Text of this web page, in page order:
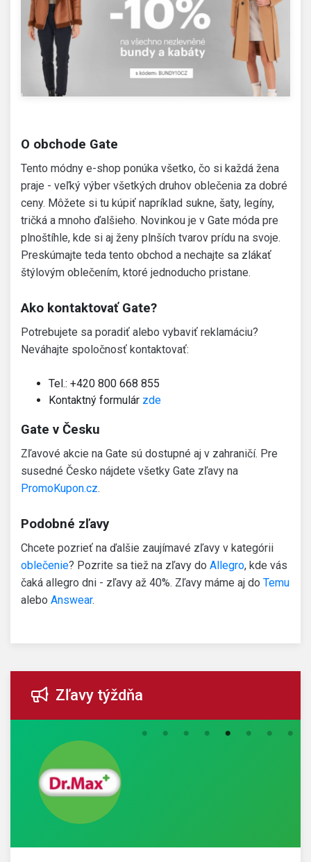
O obchode Gate
Tento módny e-shop ponúka všetko, čo si každá žena
praje - veľký výber všetkých druhov oblečenia za dobré
ceny. Môžete si tu kúpiť napríklad sukne, šaty, legíny,
tričká a mnoho ďalšieho. Novinkou je v Gate móda pre
plnoštíhle, kde si aj ženy plnších tvarov prídu na svoje.
Preskúmajte teda tento obchod a nechajte sa zlákať
štýlovým oblečením, ktoré jednoducho pristane.
Ako kontaktovať Gate?
Potrebujete sa poradiť alebo vybaviť reklamáciu?
Neváhajte spoločnosť kontaktovať:
Tel.: +420 800 668 855
Kontaktný formulár zde
Gate v Česku
Zľavové akcie na Gate sú dostupné aj v zahraničí. Pre
susedné Česko nájdete všetky Gate zľavy na
PromoKupon.cz.
Podobné zľavy
Chcete pozrieť na ďalšie zaujímavé zľavy v kategórii
oblečenie? Pozrite sa tiež na zľavy do Allegro, kde vás
čaká allegro dni - zľavy až 40%. Zľavy máme aj do Temu
alebo Answear.
Zľavy týždňa